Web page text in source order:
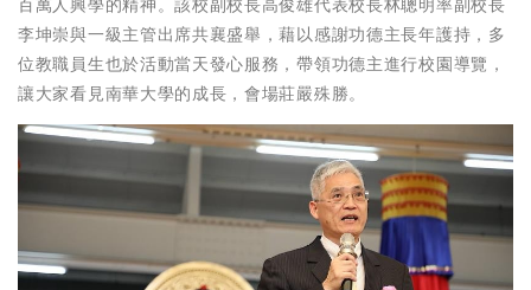
李坤崇與一級主管出席共襄盛舉，藉以感謝功德主長年護持，多
位教職員生也於活動當天發心服務，帶領功德主進行校園導覽，
讓大家看見南華大學的成長，會場莊嚴殊勝。